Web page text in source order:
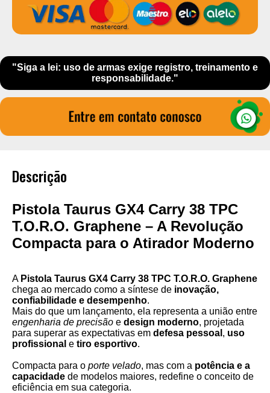
"Siga a lei: uso de armas exige registro, treinamento e
responsabilidade."
Descrição
Pistola Taurus GX4 Carry 38 TPC
T.O.R.O. Graphene – A Revolução
Compacta para o Atirador Moderno
A Pistola Taurus GX4 Carry 38 TPC T.O.R.O. Graphene
chega ao mercado como a síntese de inovação,
confiabilidade e desempenho.
Mais do que um lançamento, ela representa a união entre
engenharia de precisão e design moderno, projetada
para superar as expectativas em defesa pessoal , uso
profissional e tiro esportivo.
Compacta para o porte velado, mas com a potência e a
capacidade de modelos maiores, redefine o conceito de
eficiência em sua categoria.